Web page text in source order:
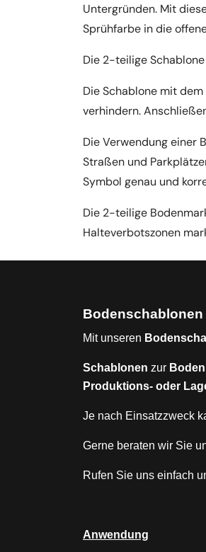
Untergründen. Mit
Sprühfarbe in die
Die 2-teilige
Die Schablone mit
verhindern.
Die Verwendung einer
Straßen und
Symbol genau und
Die 2-teilige
Halteverbotszonen
Mit unseren
Schablonen zur
Produktions- oder
Je nach Einsatzzweck
Gerne beraten wir Sie
Rufen Sie uns einfach
Anwendung